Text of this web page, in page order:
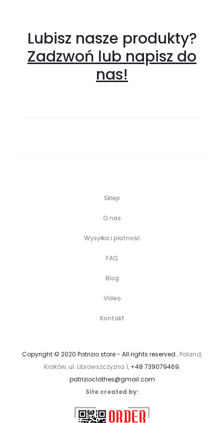
Lubisz nasze produkty?
Zadzwoń lub napisz do
nas!
Sklep
O nas
Wysyłka i płatność
FAQ
Blog
Video
Kontakt
Copyright © 2020 Patrizio store - All rights reserved , Poland,
Kraków, ul. Librowszczyzna 1, +48 739079469,
patrizioclothes@gmail.com
Site created by: